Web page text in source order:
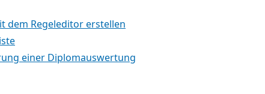
dem Regeleditor erstellen
einer Diplomauswertung